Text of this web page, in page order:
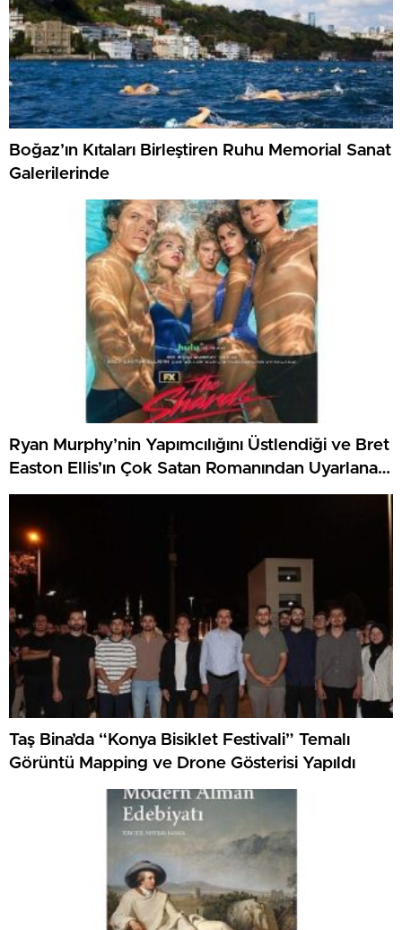
Boğaz’ın Kıtaları Birleştiren Ruhu Memorial Sanat
Galerilerinde
Ryan Murphy’nin Yapımcılığını Üstlendiği ve Bret
Easton Ellis’ın Çok Satan Romanından Uyarlanan
“The Shards”, Birinci İki Kısmıyla Şimdi Yalnızca
Taş Bina’da “Konya Bisiklet Festivali” Temalı
Görüntü Mapping ve Drone Gösterisi Yapıldı